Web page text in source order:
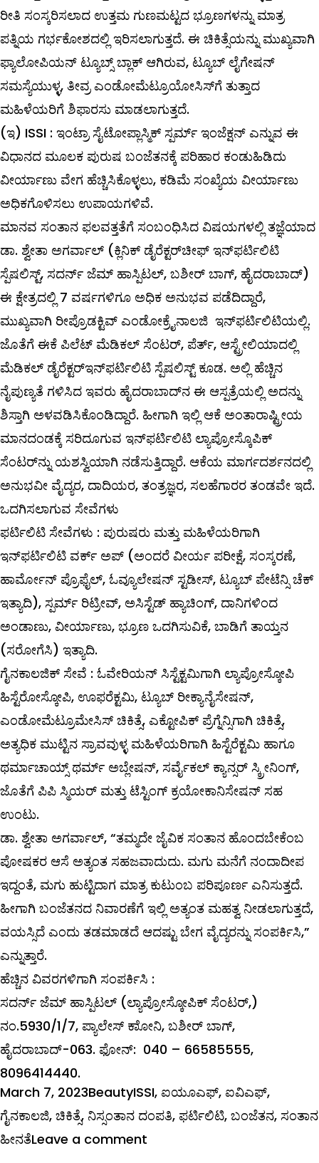
ರೀತಿ ಸಂಸ್ಕರಿಸಲಾದ ಉತ್ತಮ ಗುಣಮಟ್ಟದ ಭ್ರೂಣಗಳನ್ನು ಮಾತ್ರ
ಪತ್ನಿಯ ಗರ್ಭಕೋಶದಲ್ಲಿ ಇರಿಸಲಾಗುತ್ತದೆ. ಈ ಚಿಕಿತ್ಸೆಯನ್ನು ಮುಖ್ಯವಾಗಿ
ಫ್ಯಾಲೋಪಿಯನ್‌ ಟ್ಯೂಬ್ಸ್ ಬ್ಲಾಕ್‌ ಆಗಿರುವ, ಟ್ಯೂಬ್‌ ಲೈಗೇಷನ್‌
ಸಮಸ್ಯೆಯುಳ್ಳ, ತೀವ್ರ ಎಂಡೋಮೆಟ್ರೂಯೋಸಿಸ್‌ಗೆ ತುತ್ತಾದ
ಮಹಿಳೆಯರಿಗೆ ಶಿಫಾರಸು ಮಾಡಲಾಗುತ್ತದೆ.
(ಇ) ISSI : ಇಂಟ್ರಾ ಸೈಟೋಪ್ಲಾಸ್ಮಿಕ್‌ ಸ್ಪರ್ಮ್ ಇಂಜೆಕ್ಷನ್‌ ಎನ್ನುವ ಈ
ವಿಧಾನದ ಮೂಲಕ ಪುರುಷ ಬಂಜೆತನಕ್ಕೆ ಪರಿಹಾರ ಕಂಡುಹಿಡಿದು
ವೀರ್ಯಾಣು ವೇಗ ಹೆಚ್ಚಿಸಿಕೊಳ್ಳಲು, ಕಡಿಮೆ ಸಂಖ್ಯೆಯ ವೀರ್ಯಾಣು
ಅಧಿಕಗೊಳಿಸಲು ಉಪಾಯಗಳಿವೆ.
ಮಾನವ ಸಂತಾನ ಫಲವತ್ತತೆಗೆ ಸಂಬಂಧಿಸಿದ ವಿಷಯಗಳಲ್ಲಿ ತಜ್ಞೆಯಾದ
ಡಾ. ಶ್ವೇತಾ ಅಗರ್ವಾಲ್ ‌(ಕ್ಲಿನಿಕ್‌ ಡೈರೆಕ್ಟರ್‌ಚೀಫ್ ಇನ್‌ಫರ್ಟಿಲಿಟಿ
ಸ್ಪೆಷಲಿಸ್ಟ್, ಸದರ್ನ್‌ ಜೆಮ್ ಹಾಸ್ಪಿಟಲ್, ಬಶೀರ್‌ ಬಾಗ್‌, ಹೈದರಾಬಾದ್‌)
ಈ ಕ್ಷೇತ್ರದಲ್ಲಿ 7 ವರ್ಷಗಳಿಗೂ ಅಧಿಕ ಅನುಭವ ಪಡೆದಿದ್ದಾರೆ,
ಮುಖ್ಯವಾಗಿ ರೀಪ್ರೊಡಕ್ಟಿವ್ ‌ಎಂಡೋಕ್ರೈನಾಲಜಿ ಇನ್‌ಫರ್ಟಿಲಿಟಿಯಲ್ಲಿ.
ಜೊತೆಗೆ ಈಕೆ ಪಿಲೆಟ್‌ ಮೆಡಿಕಲ್ ಸೆಂಟರ್‌, ಪೆರ್ತ್‌, ಆಸ್ಟ್ರೇಲಿಯಾದಲ್ಲಿ
ಮೆಡಿಕಲ್ ಡೈರೆಕ್ಟರ್‌ಇನ್‌ಫರ್ಟಿಲಿಟಿ ಸ್ಪೆಷಲಿಸ್ಟ್ ಕೂಡ. ಅಲ್ಲಿ ಹೆಚ್ಚಿನ
ನೈಪುಣ್ಯತೆ ಗಳಿಸಿದ ಇವರು ಹೈದರಾಬಾದ್‌ನ ಈ ಆಸ್ಪತ್ರೆಯಲ್ಲಿ ಅದನ್ನು
ಶಿಸ್ತಾಗಿ ಅಳವಡಿಸಿಕೊಂಡಿದ್ದಾರೆ. ಹೀಗಾಗಿ ಇಲ್ಲಿ ಆಕೆ ಅಂತಾರಾಷ್ಟ್ರೀಯ
ಮಾನದಂಡಕ್ಕೆ ಸರಿದೂಗುವ ಇನ್‌ಫರ್ಟಿಲಿಟಿ ಲ್ಯಾಪ್ರೋಸ್ಕೊಪಿಕ್‌
ಸೆಂಟರ್‌ನ್ನು ಯಶಸ್ವಿಯಾಗಿ ನಡೆಸುತ್ತಿದ್ದಾರೆ. ಆಕೆಯ ಮಾರ್ಗದರ್ಶನದಲ್ಲಿ
ಅನುಭವೀ ವೈದ್ಯರ, ದಾದಿಯರ, ತಂತ್ರಜ್ಞರ, ಸಲಹೆಗಾರರ ತಂಡವೇ ಇದೆ.
ಒದಗಿಸಲಾಗುವ ಸೇವೆಗಳು
ಫರ್ಟಿಲಿಟಿ ಸೇವೆಗಳು : ಪುರುಷರು ಮತ್ತು ಮಹಿಳೆಯರಿಗಾಗಿ
ಇನ್‌ಫರ್ಟಿಲಿಟಿ ವರ್ಕ್‌ ಅಪ್‌ (ಅಂದರೆ ವೀರ್ಯ ಪರೀಕ್ಷೆ, ಸಂಸ್ಕರಣೆ,
ಹಾರ್ಮೋನ್‌ ಪ್ರೊಫೈಲ್‌, ಓವ್ಯೂಲೇಷನ್‌ ಸ್ಟಡೀಸ್‌, ಟ್ಯೂಬ್‌ ಪೇಟೆನ್ಸಿ ಚೆಕ್‌
ಇತ್ಯಾದಿ), ಸ್ಪರ್ಮ್ ರಿಟ್ರೀವ್, ಅಸಿಸ್ಟೆಡ್‌ ಹ್ಯಾಚಿಂಗ್‌, ದಾನಿಗಳಿಂದ
ಅಂಡಾಣು, ವೀರ್ಯಾಣು, ಭ್ರೂಣ ಒದಗಿಸುವಿಕೆ, ಬಾಡಿಗೆ ತಾಯ್ತನ
(ಸರೋಗೆಸಿ) ಇತ್ಯಾದಿ.
ಗೈನಕಾಲಜಿಕ್‌ ಸೇವೆ : ಓವೇರಿಯನ್‌ ಸಿಸ್ಟೆಕ್ಟಮಿಗಾಗಿ ಲ್ಯಾಪ್ರೋಸ್ಕೋಪಿ
ಹಿಸ್ಟೆರೋಸ್ಕೋಪಿ, ಊಫರೆಕ್ಟಮಿ, ಟ್ಯೂಬ್ ರೀಕ್ಯಾನೈಸೇಷನ್‌,
ಎಂಡೋಮೆಟ್ರೂಮೇಸಿಸ್‌ ಚಿಕಿತ್ಸೆ, ಎಕ್ಟೋಪಿಕ್‌ ಪ್ರೆಗ್ನೆನ್ಸಿಗಾಗಿ ಚಿಕಿತ್ಸೆ,
ಅತ್ಯಧಿಕ ಮುಟ್ಟಿನ ಸ್ರಾವವುಳ್ಳ ಮಹಿಳೆಯರಿಗಾಗಿ ಹಿಸ್ಟೆರೆಕ್ಟಮಿ ಹಾಗೂ
ಥರ್ಮಾಚಾಯ್ಸ್ ಥರ್ಮ್‌ ಅಬ್ಲೇಷನ್‌, ಸರ್ವೈಕಲ್ ಕ್ಯಾನ್ಸರ್‌ ಸ್ಕ್ರೀನಿಂಗ್‌,
ಜೊತೆಗೆ ಪಿಪಿ ಸ್ಮಿಯರ್‌ ಮತ್ತು ಟೆಸ್ಟಿಂಗ್‌ ಕ್ರಯೋಕಾನಿಸೇಷನ್‌ ಸಹ
ಉಂಟು.
ಡಾ. ಶ್ವೇತಾ ಅಗರ್ವಾಲ್‌, “ತಮ್ಮದೇ ಜೈವಿಕ ಸಂತಾನ ಹೊಂದಬೇಕೆಂಬ
ಪೋಷಕರ ಆಸೆ ಅತ್ಯಂತ ಸಹಜವಾದುದು. ಮಗು ಮನೆಗೆ ನಂದಾದೀಪ
ಇದ್ದಂತೆ, ಮಗು ಹುಟ್ಟಿದಾಗ ಮಾತ್ರ ಕುಟುಂಬ ಪರಿಪೂರ್ಣ ಎನಿಸುತ್ತದೆ.
ಹೀಗಾಗಿ ಬಂಜೆತನದ ನಿವಾರಣೆಗೆ ಇಲ್ಲಿ ಅತ್ಯಂತ ಮಹತ್ವ ನೀಡಲಾಗುತ್ತದೆ,
ವಯಸ್ಸಿದೆ ಎಂದು ತಡಮಾಡದೆ ಆದಷ್ಟು ಬೇಗ ವೈದ್ಯರನ್ನು ಸಂಪರ್ಕಿಸಿ,”
ಎನ್ನುತ್ತಾರೆ.
ಹೆಚ್ಚಿನ ವಿವರಗಳಿಗಾಗಿ ಸಂಪರ್ಕಿಸಿ :
ಸದರ್ನ್‌ ಜೆಮ್ ಹಾಸ್ಪಿಟಲ್ (ಲ್ಯಾಪ್ರೋಸ್ಕೋಪಿಕ್‌ ಸೆಂಟರ್‌,)
ನಂ.5930/1/7, ಪ್ಯಾಲೇಸ್‌ ಕಾೋನಿ, ಬಶೀರ್‌ ಬಾಗ್‌,
ಹೈದರಾಬಾದ್‌-063. ಫೋನ್‌: 040 – 66585555,
8096414440.
Posted
on
March 7, 2023Categories
BeautyTags
ISSI, ಐಯೂಎಫ್, ಐವಿಎಫ್,
ಗೈನಕಾಲಜಿ, ಚಿಕಿತ್ಸೆ, ನಿಸ್ಸಂತಾನ ದಂಪತಿ, ಫರ್ಟಿಲಿಟಿ, ಬಂಜೆತನ, ಸಂತಾನ
ಹೀನತೆLeave a comment